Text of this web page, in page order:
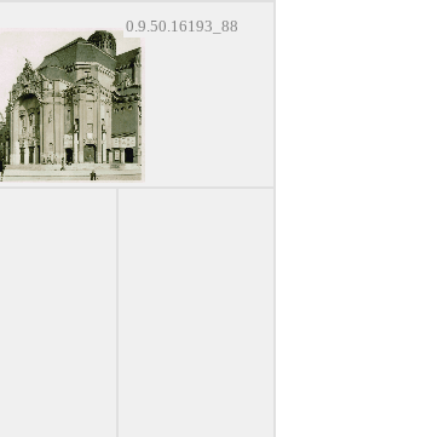
0.9.50.16193_88